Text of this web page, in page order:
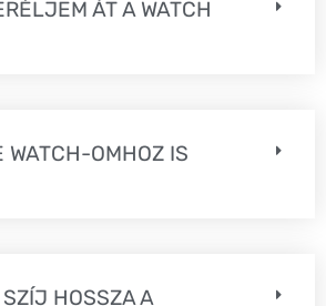
ÁT A WATCH
WATCH-OMHOZ IS
HOSSZA A